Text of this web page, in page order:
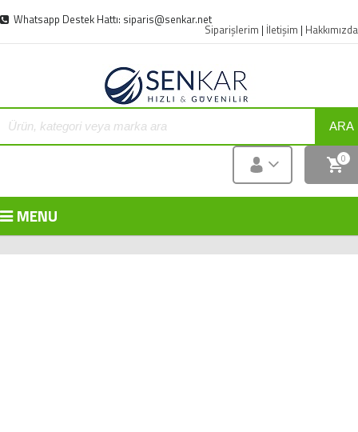
Whatsapp Destek Hattı: siparis@senkar.net
Siparişlerim | İletişim | Hakkımızda
ARA
0
MENU